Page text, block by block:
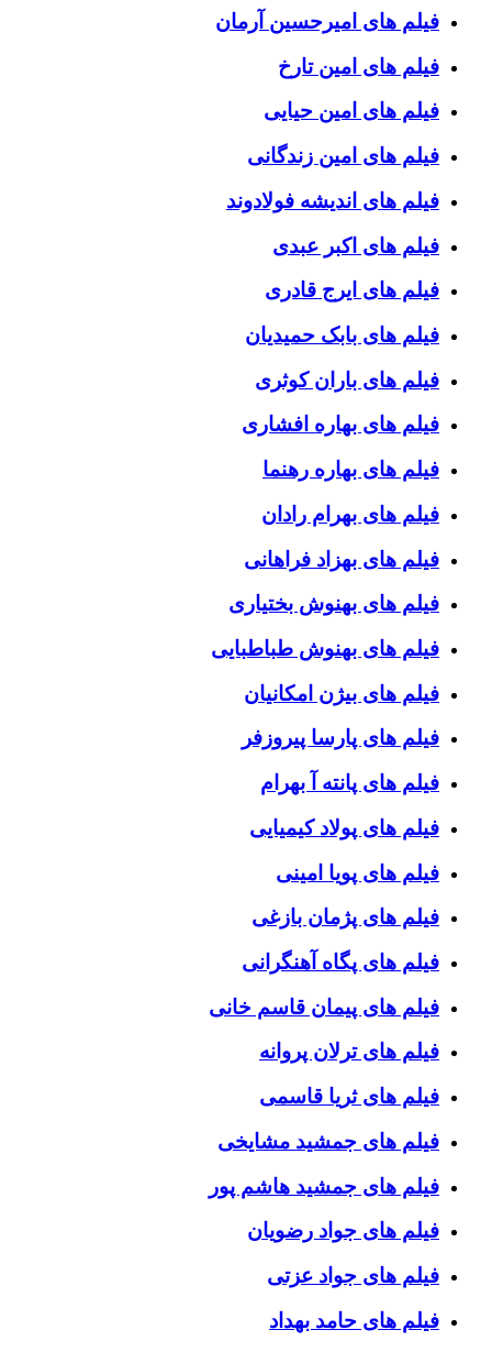
فیلم های امیرحسین آرمان
فیلم های امین تارخ
فیلم های امین حیایی
فیلم های امین زندگانی
فیلم های اندیشه فولادوند
فیلم های اکبر عبدی
فیلم های ایرج قادری
فیلم های بابک حمیدیان
فیلم های باران کوثری
فیلم های بهاره افشاری
فیلم های بهاره رهنما
فیلم های بهرام رادان
فیلم های بهزاد فراهانی
فیلم های بهنوش بختیاری
فیلم های بهنوش طباطبایی
فیلم های بیژن امکانیان
فیلم های پارسا پیروزفر
فیلم های پانته آ بهرام
فیلم های پولاد کیمیایی
فیلم های پویا امینی
فیلم های پژمان بازغی
فیلم های پگاه آهنگرانی
فیلم های پیمان قاسم خانی
فیلم های ترلان پروانه
فیلم های ثریا قاسمی
فیلم های جمشید مشایخی
فیلم های جمشید هاشم پور
فیلم های جواد رضویان
فیلم های جواد عزتی
فیلم های حامد بهداد